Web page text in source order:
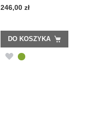
246,00 zł
DO KOSZYKA
DODAJ